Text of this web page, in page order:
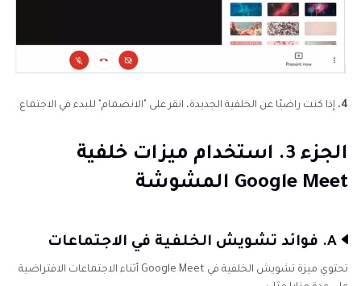
4. إذا كنت راضيًا عن الخلفية الجديدة، انقر على "الانضمام" للبدء في الاجتماع.
الجزء 3. استخدام ميزات خلفية
Google Meet المشوشة
A. فوائد تشويش الخلفية في الاجتماعات
تحتوي ميزة تشويش الخلفية في Google Meet أثناء الاجتماعات الافتراضية